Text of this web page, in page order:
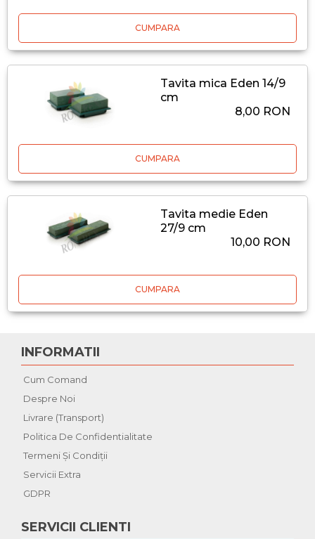
CUMPARA
Tavita mica Eden 14/9
cm
8,00 RON
CUMPARA
Tavita medie Eden
27/9 cm
10,00 RON
CUMPARA
INFORMATII
Cum Comand
Despre Noi
Livrare (Transport)
Politica De Confidentialitate
Termeni Şi Condiţii
Servicii Extra
GDPR
SERVICII CLIENTI